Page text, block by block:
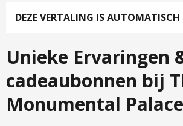
Fuerteventura, Spanje
Trelawny, Jamaica
DEZE VERTALING IS AUTOMATISCH
Unieke Ervaringen
cadeaubonnen bij
Monumental Palace